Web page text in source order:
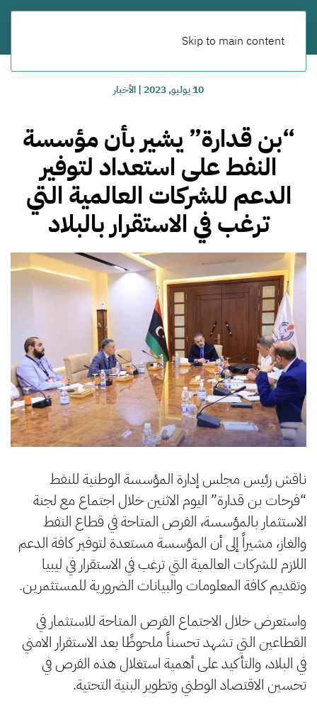
Skip to main content
10 يوليو, 2023 |الأخبار
“بن قدارة” يشير بأن مؤسسة
النفط على استعداد لتوفير
الدعم للشركات العالمية التي
ترغب في الاستقرار بالبلاد
ناقش رئيس مجلس إدارة المؤسسة الوطنية للنفط
“فرحات بن قدارة” اليوم الاثنين خلال اجتماع مع لجنة
الاستثمار بالمؤسسة، الفرص المتاحة في قطاع النفط
والغاز، مشيراً إلى أن المؤسسة مستعدة لتوفير كافة الدعم
اللازم للشركات العالمية التي ترغب في الاستقرار في ليبيا
وتقديم كافة المعلومات والبيانات الضرورية للمستثمرين.
واستعرض خلال الاجتماع الفرص المتاحة للاستثمار في
القطاعين التي تشهد تحسناً ملحوظًا بعد الاستقرار الامني
في البلاد، والتأكيد على أهمية استغلال هذه الفرص في
تحسين الاقتصاد الوطني وتطوير البنية التحتية.